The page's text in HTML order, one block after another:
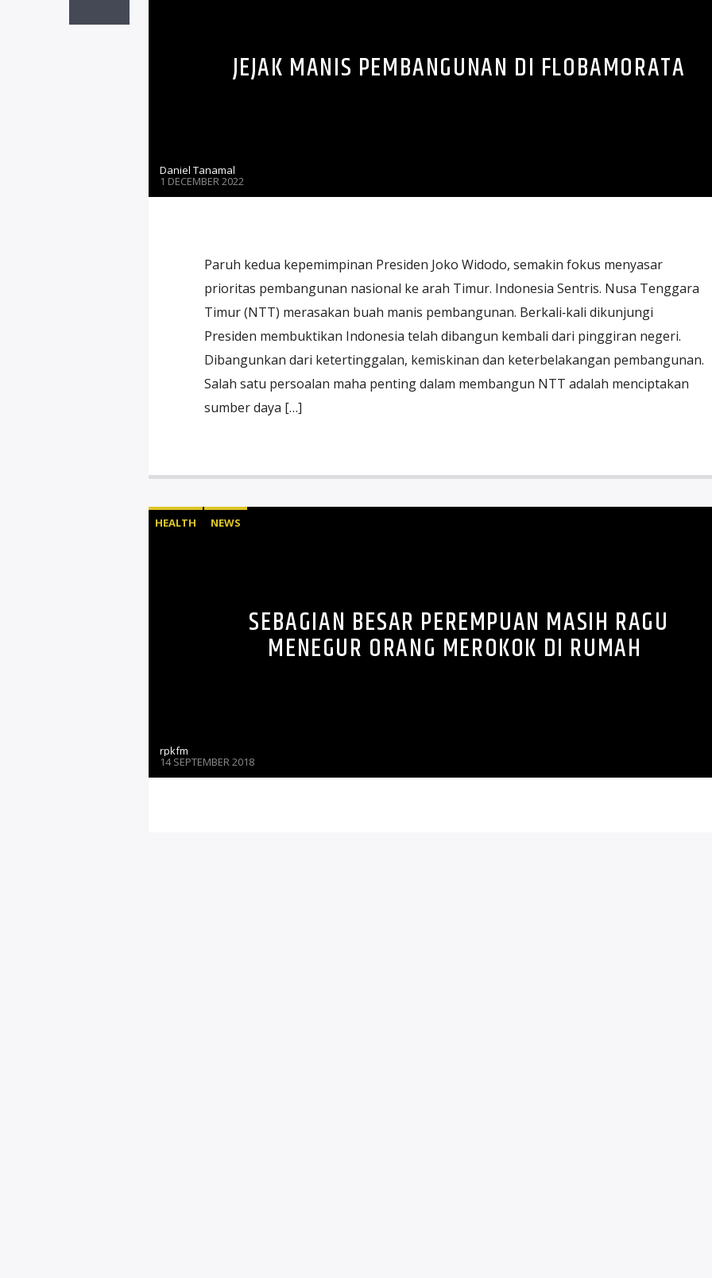
JEJAK MANIS PEMBANGUNAN DI FLOBAMORATA
Daniel Tanamal
1 DECEMBER 2022
Paruh kedua kepemimpinan Presiden Joko Widodo, semakin fokus menyasar
prioritas pembangunan nasional ke arah Timur. Indonesia Sentris. Nusa Tenggara
Timur (NTT) merasakan buah manis pembangunan. Berkali‐kali dikunjungi
Presiden membuktikan Indonesia telah dibangun kembali dari pinggiran negeri.
Dibangunkan dari ketertinggalan, kemiskinan dan keterbelakangan pembangunan.
Salah satu persoalan maha penting dalam membangun NTT adalah menciptakan
sumber daya […]
HEALTH NEWS
SEBAGIAN BESAR PEREMPUAN MASIH RAGU
MENEGUR ORANG MEROKOK DI RUMAH
rpkfm
14 SEPTEMBER 2018